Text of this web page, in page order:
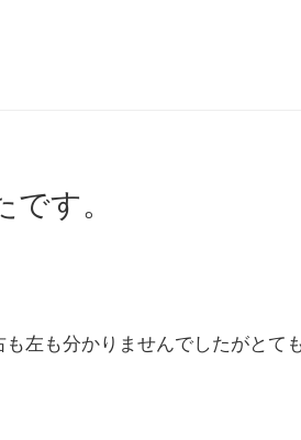
す。
左も分かりませんでしたがとて